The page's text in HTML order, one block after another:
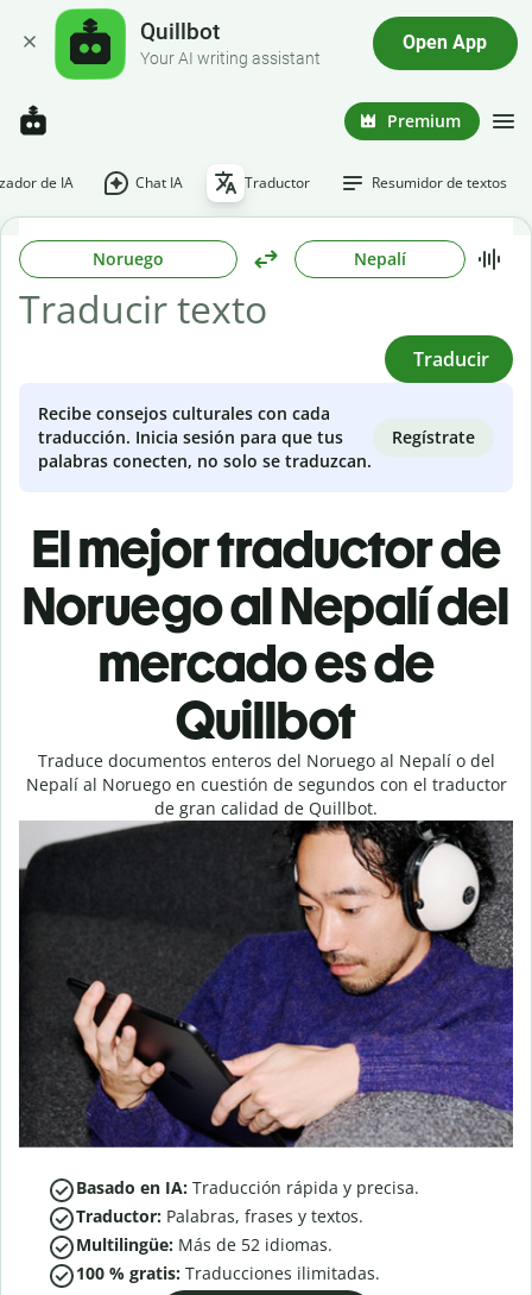
Quillbot
Your AI writing assistant
Open App
Premium
de IA Chat IA Traductor Resumidor de textos
Noruego Nepalí
Traducir
Recibe consejos culturales con cada
traducción. Inicia sesión para que tus
palabras conecten, no solo se traduzcan.
Regístrate
El mejor traductor de
Noruego al Nepalí del
mercado es de
Quillbot
Traduce documentos enteros del Noruego al Nepalí o del
Nepalí al Noruego en cuestión de segundos con el traductor
de gran calidad de Quillbot.
Basado en IA: Traducción rápida y precisa.
Traductor: Palabras, frases y textos.
Multilingüe: Más de 52 idiomas.
100 % gratis: Traducciones ilimitadas.